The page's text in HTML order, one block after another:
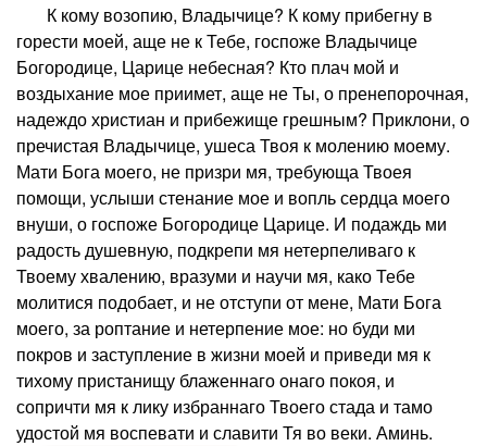
К кому возопию, Владычице? К кому прибегну в
горести моей, аще не к Тебе, госпоже Владычице
Богородице, Царице небесная? Кто плач мой и
воздыхание мое приимет, аще не Ты, о пренепорочная,
надеждо христиан и прибежище грешным? Приклони, о
пречистая Владычице, ушеса Твоя к молению моему.
Мати Бога моего, не призри мя, требующа Твоея
помощи, услыши стенание мое и вопль сердца моего
внуши, о госпоже Богородице Царице. И подаждь ми
радость душевную, подкрепи мя нетерпеливаго к
Твоему хвалению, вразуми и научи мя, како Тебе
молитися подобает, и не отступи от мене, Мати Бога
моего, за роптание и нетерпение мое: но буди ми
покров и заступление в жизни моей и приведи мя к
тихому пристанищу блаженнаго онаго покоя, и
сопричти мя к лику избраннаго Твоего стада и тамо
удостой мя воспевати и славити Тя во веки. Аминь.